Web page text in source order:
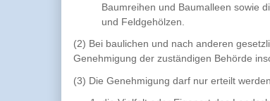
Baumreihen und Baumalleen sowie
und Feldgehölzen.
(2) Bei baulichen und nach anderen
Genehmigung der zuständigen Behörde
(3) Die Genehmigung darf nur erteilt